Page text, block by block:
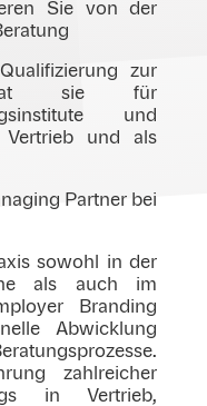
Sie von der
zur
hat sie für
und
Vertrieb und als
Partner bei
sowohl in der
als auch im
Branding
Abwicklung
zahlreicher
in Vertrieb,